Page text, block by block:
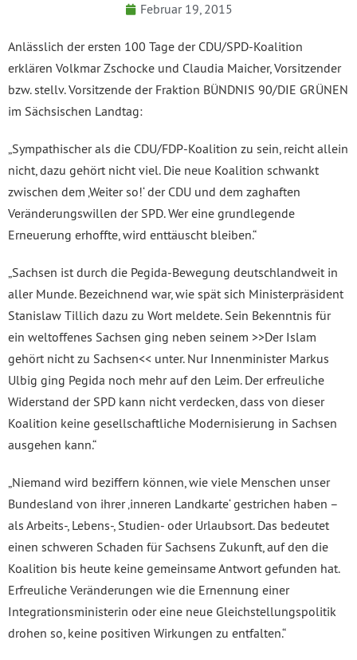
Februar 19, 2015
Anlässlich der ersten 100 Tage der CDU/SPD-Koalition
erklären Volkmar Zschocke und Claudia Maicher, Vorsitzender
bzw. stellv. Vorsitzende der Fraktion BÜNDNIS 90/DIE GRÜNEN
im Sächsischen Landtag:
„Sympathischer als die CDU/FDP-Koalition zu sein, reicht allein
nicht, dazu gehört nicht viel. Die neue Koalition schwankt
zwischen dem ‚Weiter so!‘ der CDU und dem zaghaften
Veränderungswillen der SPD. Wer eine grundlegende
Erneuerung erhoffte, wird enttäuscht bleiben.“
„Sachsen ist durch die Pegida-Bewegung deutschlandweit in
aller Munde. Bezeichnend war, wie spät sich Ministerpräsident
Stanislaw Tillich dazu zu Wort meldete. Sein Bekenntnis für
ein weltoffenes Sachsen ging neben seinem >>Der Islam
gehört nicht zu Sachsen<< unter. Nur Innenminister Markus
Ulbig ging Pegida noch mehr auf den Leim. Der erfreuliche
Widerstand der SPD kann nicht verdecken, dass von dieser
Koalition keine gesellschaftliche Modernisierung in Sachsen
ausgehen kann.“
„Niemand wird beziffern können, wie viele Menschen unser
Bundesland von ihrer ‚inneren Landkarte‘ gestrichen haben –
als Arbeits-, Lebens-, Studien- oder Urlaubsort. Das bedeutet
einen schweren Schaden für Sachsens Zukunft, auf den die
Koalition bis heute keine gemeinsame Antwort gefunden hat.
Erfreuliche Veränderungen wie die Ernennung einer
Integrationsministerin oder eine neue Gleichstellungspolitik
drohen so, keine positiven Wirkungen zu entfalten.“